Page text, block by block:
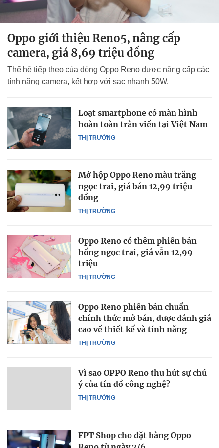
Oppo giới thiệu Reno5, nâng cấp
camera, giá 8,69 triệu đồng
Thế hệ tiếp theo của dòng Oppo Reno được nâng cấp các
tính năng camera, kết hợp với sạc nhanh 50W.
THỊ TRƯỜNG
Loạt smartphone có màn hình
hoàn toàn tràn viền tại Việt Nam
THỊ TRƯỜNG
Mở hộp Oppo Reno màu trắng
ngọc trai, giá bán 12,99 triệu
đồng
THỊ TRƯỜNG
Oppo Reno có thêm phiên bản
hồng ngọc trai, giá vẫn 12,99
triệu
THỊ TRƯỜNG
Oppo Reno phiên bản chuẩn
chính thức mở bán, được đánh giá
cao về thiết kế và tính năng
THỊ TRƯỜNG
Vì sao OPPO Reno thu hút sự chú
ý của tín đồ công nghệ?
FPT Shop cho đặt hàng Oppo